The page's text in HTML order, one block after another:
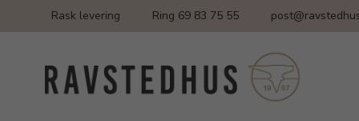
Rask levering Ring 69 83 75 55